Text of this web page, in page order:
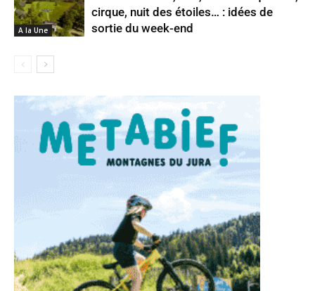
A la Une
cirque, nuit des étoiles… : idées de
sortie du week-end